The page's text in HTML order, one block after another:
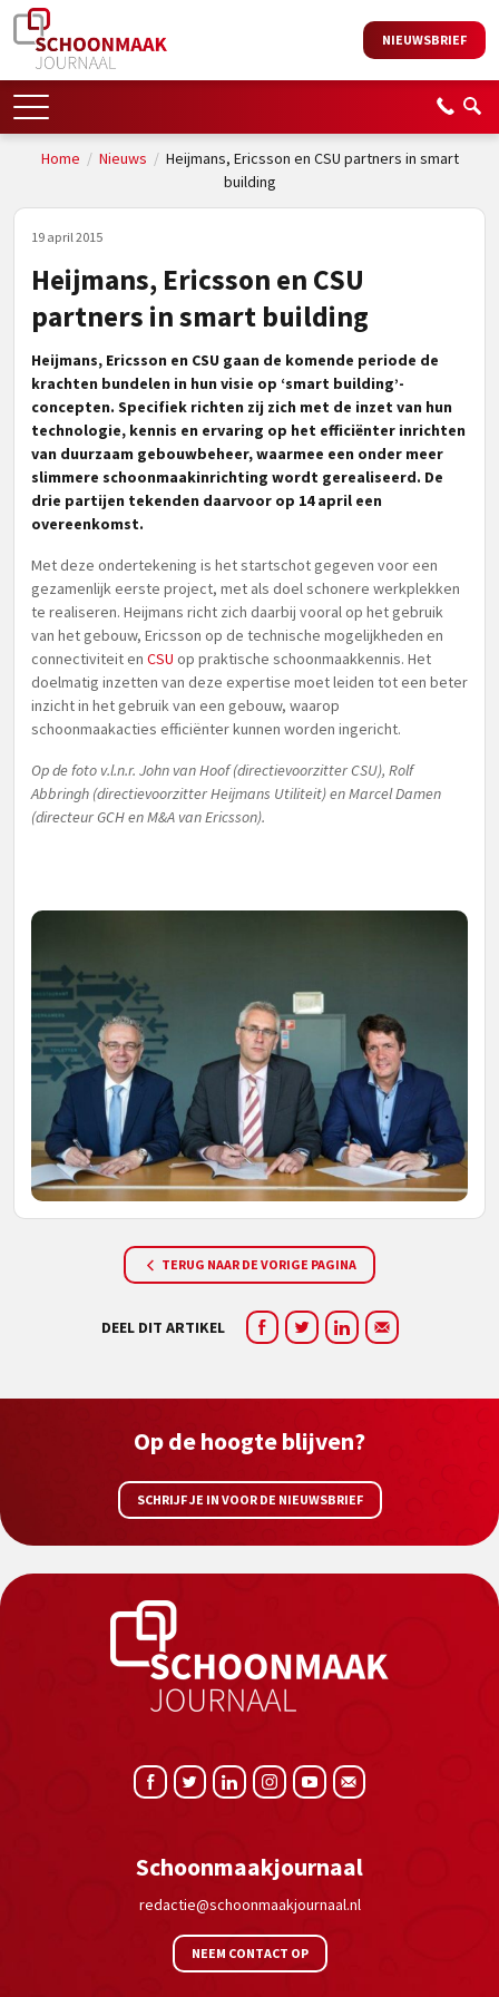
NIEUWSBRIEF
Home / Nieuws / Heijmans, Ericsson en CSU partners in smart
building
19 april 2015
Heijmans, Ericsson en CSU
partners in smart building
Heijmans, Ericsson en CSU gaan de komende periode de
krachten bundelen in hun visie op ‘smart building’-
concepten. Specifiek richten zij zich met de inzet van hun
technologie, kennis en ervaring op het efficiënter inrichten
van duurzaam gebouwbeheer, waarmee een onder meer
slimmere schoonmaakinrichting wordt gerealiseerd. De
drie partijen tekenden daarvoor op 14 april een
overeenkomst.
Met deze ondertekening is het startschot gegeven voor een
gezamenlijk eerste project, met als doel schonere werkplekken
te realiseren. Heijmans richt zich daarbij vooral op het gebruik
van het gebouw, Ericsson op de technische mogelijkheden en
connectiviteit en CSU op praktische schoonmaakkennis. Het
doelmatig inzetten van deze expertise moet leiden tot een beter
inzicht in het gebruik van een gebouw, waarop
schoonmaakacties efficiënter kunnen worden ingericht.
Op de foto v.l.n.r. John van Hoof (directievoorzitter CSU), Rolf
Abbringh (directievoorzitter Heijmans Utiliteit) en Marcel Damen
(directeur GCH en M&A van Ericsson).
TERUG NAAR DE VORIGE PAGINA
DEEL DIT ARTIKEL
Op de hoogte blijven?
SCHRIJF JE IN VOOR DE NIEUWSBRIEF
Schoonmaakjournaal
redactie@schoonmaakjournaal.nl
NEEM CONTACT OP